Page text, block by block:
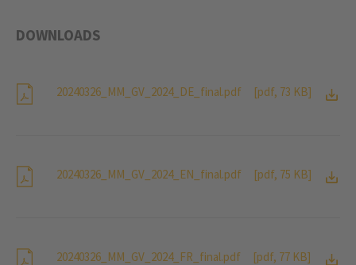
DOWNLOADS
20240326_MM_GV_2024_DE_final.pdf [pdf, 73 KB]
20240326_MM_GV_2024_EN_final.pdf [pdf, 75 KB]
20240326_MM_GV_2024_FR_final.pdf [pdf, 77 KB]